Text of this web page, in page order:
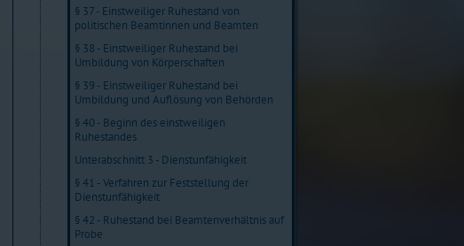
§ 37 - Einstweiliger Ruhestand von
politischen Beamtinnen und Beamten
§ 38 - Einstweiliger Ruhestand bei
Umbildung von Körperschaften
§ 39 - Einstweiliger Ruhestand bei
Umbildung und Auflösung von Behörden
§ 40 - Beginn des einstweiligen
Ruhestandes
Unterabschnitt 3 - Dienstunfähigkeit
§ 41 - Verfahren zur Feststellung der
Dienstunfähigkeit
§ 42 - Ruhestand bei Beamtenverhältnis auf
Probe